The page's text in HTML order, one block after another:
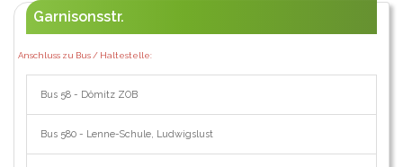
Garnisonsstr.
Anschluss zu Bus / Haltestelle:
Bus 58 - Dömitz ZOB
Bus 580 - Lenne-Schule, Ludwigslust